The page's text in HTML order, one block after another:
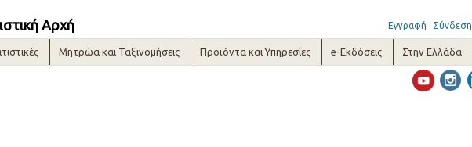
Αρχή Εγγραφή Σύνδεση
Μητρώα και Ταξινομήσεις Προϊόντα και Υπηρεσίες e-Εκδόσεις Στην Ελλάδα